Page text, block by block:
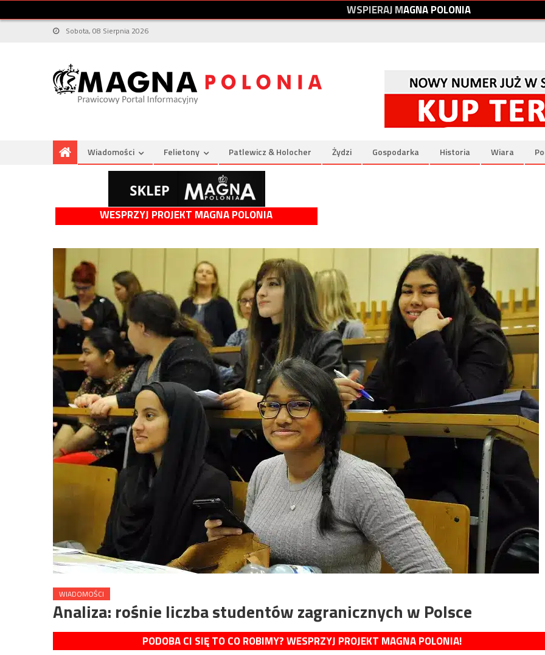
WSPIERAJMAGNAPOLONIA
Sobota, 08 Sierpnia 2026
Wiadomości Felietony Patlewicz & Holocher Żydzi Gospodarka Historia Wiara
WESPRZYJ PROJEKT MAGNA POLONIA
WIADOMOŚCI
Analiza: rośnie liczba studentów zagranicznych w Polsce
PODOBA CI SIĘ TO CO ROBIMY? WESPRZYJ PROJEKT MAGNA POLONIA!